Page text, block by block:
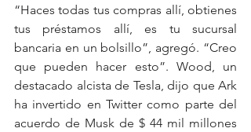
“Haces todas tus compras allí, obtienes
tus préstamos allí, es tu sucursal
bancaria en un bolsillo”, agregó. “Creo
que pueden hacer esto”. Wood, un
destacado alcista de Tesla, dijo que Ark
ha invertido en Twitter como parte del
acuerdo de Musk de $ 44 mil millones